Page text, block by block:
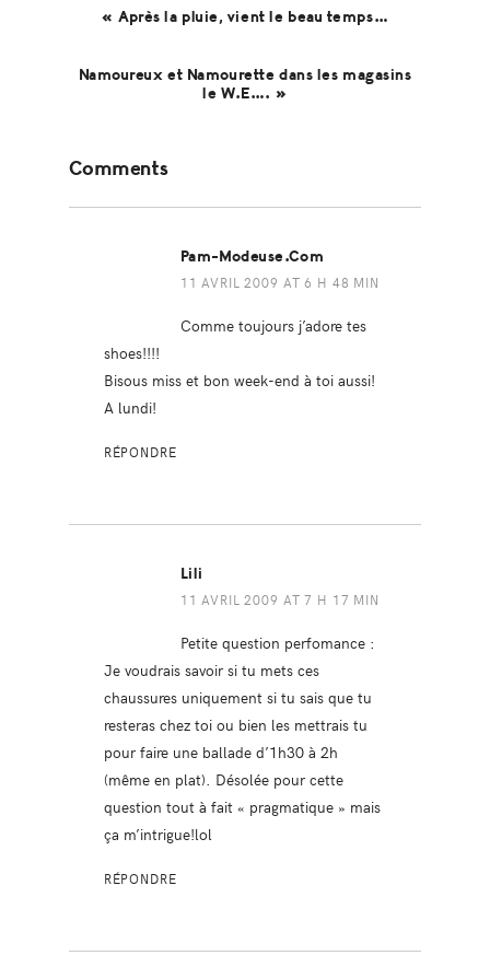
« Après la pluie, vient le beau temps…
Namoureux et Namourette dans les magasins
le W.E…. »
Interactions
Comments
Pam-Modeuse.com
11 AVRIL 2009 AT 6 H 48 MIN
Comme toujours j’adore tes
shoes!!!!
Bisous miss et bon week-end à toi aussi!
A lundi!
RÉPONDRE
Lili
11 AVRIL 2009 AT 7 H 17 MIN
Petite question perfomance :
Je voudrais savoir si tu mets ces
chaussures uniquement si tu sais que tu
resteras chez toi ou bien les mettrais tu
pour faire une ballade d’1h30 à 2h
(même en plat). Désolée pour cette
question tout à fait « pragmatique » mais
ça m’intrigue!lol
RÉPONDRE